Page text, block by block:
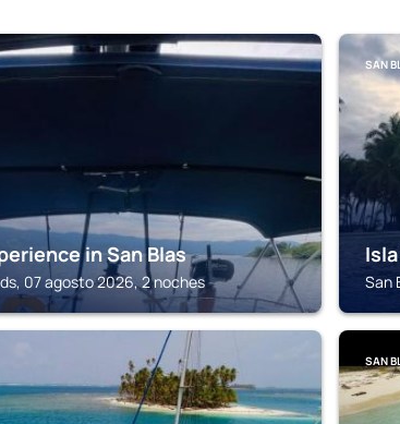
in San Blas
07 agosto 2026, 2 noches
SAN
San
SAN